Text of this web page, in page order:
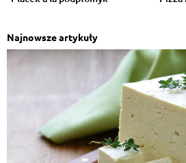
Najnowsze artykuły